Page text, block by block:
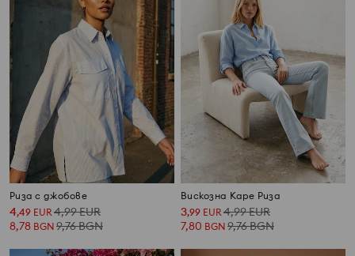
Риза с джобове
4,49 EUR4,99EUR
8,78 BGN 9,76BGN
Вискозна Каре Риза
3,99 EUR4,99EUR
7,80 BGN 9,76BGN